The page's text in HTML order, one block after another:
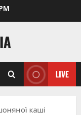
LIVE
каші